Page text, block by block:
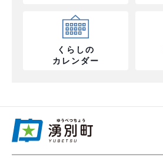
くらしの
カレンダー